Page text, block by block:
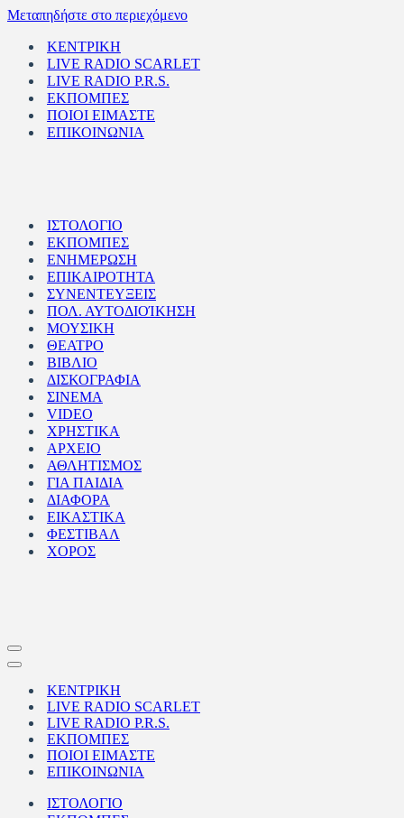
Μεταπηδήστε στο περιεχόμενο
ΚΕΝΤΡΙΚΗ
LIVE RADIO SCARLET
LIVE RADIO P.R.S.
ΕΚΠΟΜΠΕΣ
ΠΟΙΟΙ ΕΙΜΑΣΤΕ
ΕΠΙΚΟΙΝΩΝΙΑ
ΙΣΤΟΛΟΓΙΟ
ΕΚΠΟΜΠΕΣ
ΕΝΗΜΕΡΩΣΗ
ΕΠΙΚΑΙΡΟΤΗΤΑ
ΣΥΝΕΝΤΕΥΞΕΙΣ
ΠΟΛ. ΑΥΤΟΔΙΟΊΚΗΣΗ
ΜΟΥΣΙΚΗ
ΘΕΑΤΡΟ
ΒΙΒΛΙΟ
ΔΙΣΚΟΓΡΑΦΙΑ
ΣΙΝΕΜΑ
VIDEO
ΧΡΗΣΤΙΚΑ
ΑΡΧΕΙΟ
ΑΘΛΗΤΙΣΜΟΣ
ΓΙΑ ΠΑΙΔΙΑ
ΔΙΑΦΟΡΑ
ΕΙΚΑΣΤΙΚΑ
ΦΕΣΤΙΒΑΛ
ΧΟΡΟΣ
Μενού
πλοήγησης
Μενού
πλοήγησηςΚΕΝΤΡΙΚΗ
LIVE RADIO SCARLET
LIVE RADIO P.R.S.
ΕΚΠΟΜΠΕΣ
ΠΟΙΟΙ ΕΙΜΑΣΤΕ
ΕΠΙΚΟΙΝΩΝΙΑ
ΙΣΤΟΛΟΓΙΟ